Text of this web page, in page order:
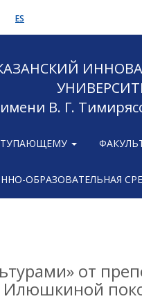
ES
имени В. Г.
ОБРАЗОВАТЕЛЬНАЯ
от